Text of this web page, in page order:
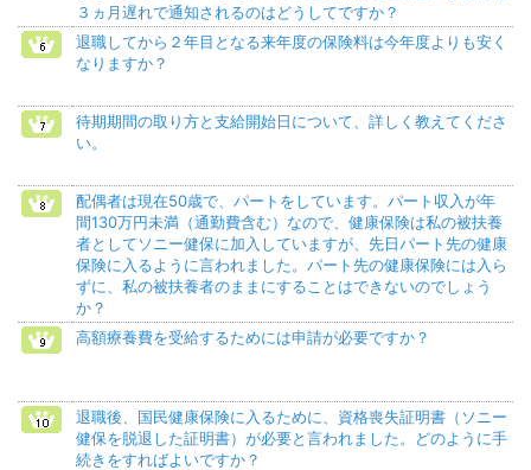
３ヵ月遅れで通知されるのはどうしてですか？
退職してから２年目となる来年度の保険料は今年度よりも安く
なりますか？
待期期間の取り方と支給開始日について、詳しく教えてくださ
い。
配偶者は現在50歳で、パートをしています。パート収入が年
間130万円未満（通勤費含む）なので、健康保険は私の被扶養
者としてソニー健保に加入していますが、先日パート先の健康
保険に入るように言われました。パート先の健康保険には入ら
ずに、私の被扶養者のままにすることはできないのでしょう
か？
高額療養費を受給するためには申請が必要ですか？
退職後、国民健康保険に入るために、資格喪失証明書（ソニー
健保を脱退した証明書）が必要と言われました。どのように手
続きをすればよいですか？